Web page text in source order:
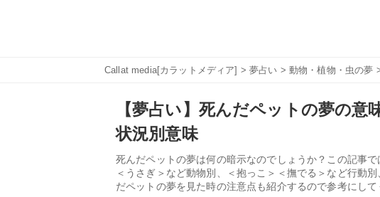
Callat media[カラットメディア] >夢占い > 動物・植物・虫の夢
【夢占い】死んだペットの夢の意
状況別意味
死んだペットの夢は何の暗示なのでしょうか？この記事
＜うさぎ＞など動物別、＜抱っこ＞＜撫でる＞など行動
だペットの夢を見た時の注意点も紹介するので参考にして